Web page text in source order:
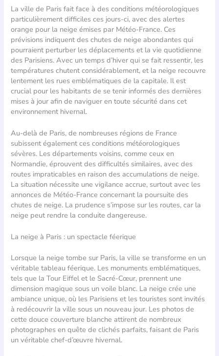
La ville de Paris fait face à des conditions météorologiques
particulièrement difficiles ces jours-ci, avec des alertes
orange pour la neige émises par Météo-France. Ces
prévisions indiquent des chutes de neige abondantes qui
pourraient perturber les déplacements et la vie quotidienne
des Parisiens. Avec un temps d’hiver qui se fait ressentir, les
températures chutent considérablement, et la neige recouvre
lentement les rues emblématiques de la capitale. Il est
crucial pour les habitants de se tenir informés des dernières
mises à jour afin de naviguer en toute sécurité dans cet
environnement hivernal.
Au-delà de Paris, de nombreuses régions de France
subissent également ces conditions météorologiques
sévères. Les départements voisins, comme ceux en
Normandie, éprouvent des difficultés similaires, avec des
routes impraticables en raison des accumulations de neige.
La situation nécessite une vigilance accrue, surtout avec les
annonces de Météo-France concernant la poursuite des
chutes de neige. La prudence s’impose sur les routes, car la
neige peut rendre la conduite dangereuse.
La neige à Paris : un spectacle féerique
Lorsque la neige tombe sur Paris, la ville se transforme en un
véritable tableau féerique. Les monuments emblématiques,
tels que la Tour Eiffel et le Sacré-Cœur, prennent une
dimension magique sous un voile blanc. La neige crée une
ambiance unique, où les Parisiens et les touristes sont invités
à redécouvrir la ville sous un nouveau jour. Les photos de
cette douce couverture blanche attirent de nombreux
photographes en quête de clichés parfaits, faisant de Paris
un véritable chef-d’œuvre hivernal.